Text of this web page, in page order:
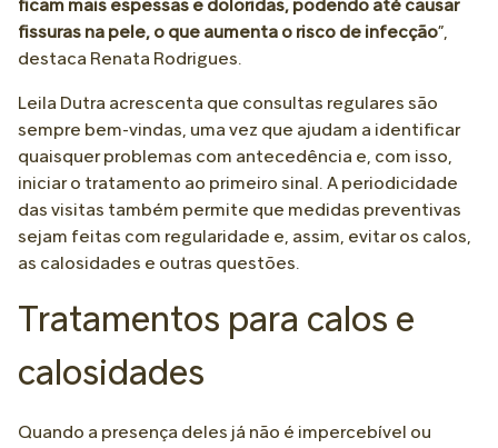
ficam mais espessas e doloridas, podendo até causar
fissuras na pele, o que aumenta o risco de infecção”,
destaca Renata Rodrigues.
Leila Dutra acrescenta que consultas regulares são
sempre bem-vindas, uma vez que ajudam a identificar
quaisquer problemas com antecedência e, com isso,
iniciar o tratamento ao primeiro sinal. A periodicidade
das visitas também permite que medidas preventivas
sejam feitas com regularidade e, assim, evitar os calos,
as calosidades e outras questões.
Tratamentos para calos e
calosidades
Quando a presença deles já não é impercebível ou